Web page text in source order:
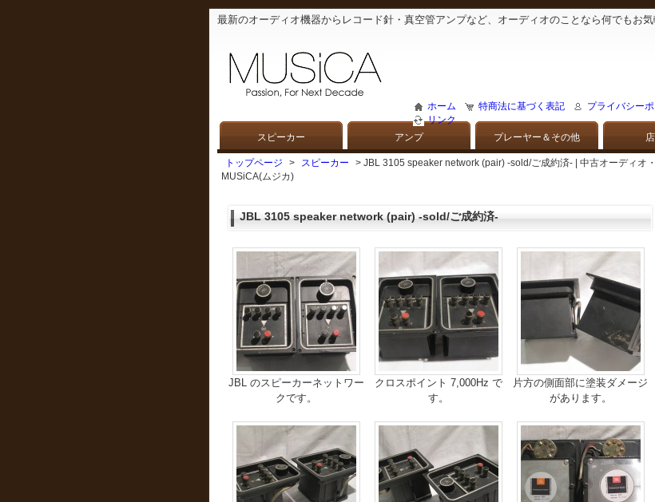
最新のオーディオ機器からレコード針・真空管アンプなど、オーディオのことなら何でもお気
ホーム 特商法に基づく表記 プライバシー
リンク
スピーカー アンプ プレーヤー＆その他
トップページ > スピーカー
> JBL 3105 speaker network (pair) -sold/ご成約済- | 中古オーディオ
MUSiCA(ムジカ)
JBL 3105 speaker network (pair) -sold/ご成約済-
JBL のスピーカーネットワー
クです。
クロスポイント 7,000Hz で
す。
片方の側面部に塗装ダメージ
があります。